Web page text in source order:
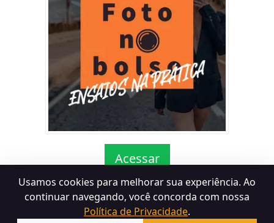
Usamos cookies para melhorar sua experiência. Ao
continuar navegando, você concorda com nossa
Política de Privacidade.
Acessar
Termos de Uso Política de Devolução